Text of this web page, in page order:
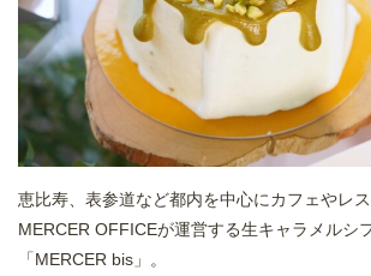
恵比寿、表参道など都内を中心にカフェやレ
MERCER OFFICEが運営する生キャラメルシ
「MERCER bis」。